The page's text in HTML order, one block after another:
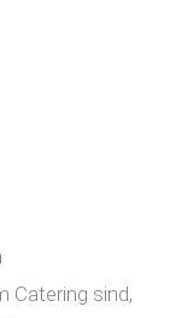
Catering sind,